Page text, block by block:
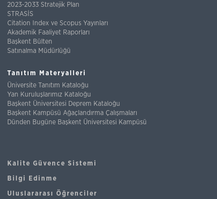
2023-2033 Stratejik Plan
STRASİS
Citation Index ve Scopus Yayınları
Akademik Faaliyet Raporları
Başkent Bülten
Satınalma Müdürlüğü
Tanıtım Materyalleri
Üniversite Tanıtım Kataloğu
Yan Kuruluşlarımız Kataloğu
Başkent Üniversitesi Deprem Kataloğu
Başkent Kampüsü Ağaçlandırma Çalışmaları
Dünden Bugüne Başkent Üniversitesi Kampüsü
Kalite Güvence Sistemi
Bilgi Edinme
Uluslararası Öğrenciler